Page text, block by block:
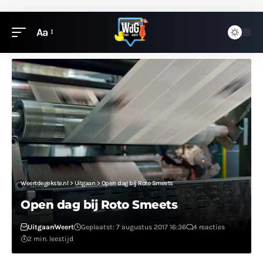
Aa
Weertdegekste.nl> Uitgaan > Open dag bij Roto Smeets
Open dag bij Roto Smeets
UitgaanWeert Geplaatst: 7 augustus 2017 16:36
4 reacties
2 min. leestijd